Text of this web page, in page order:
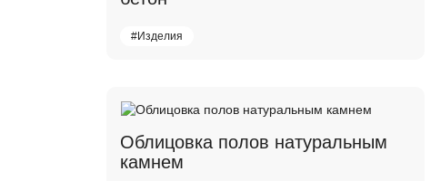
#Изделия
Облицовка полов натуральным
камнем